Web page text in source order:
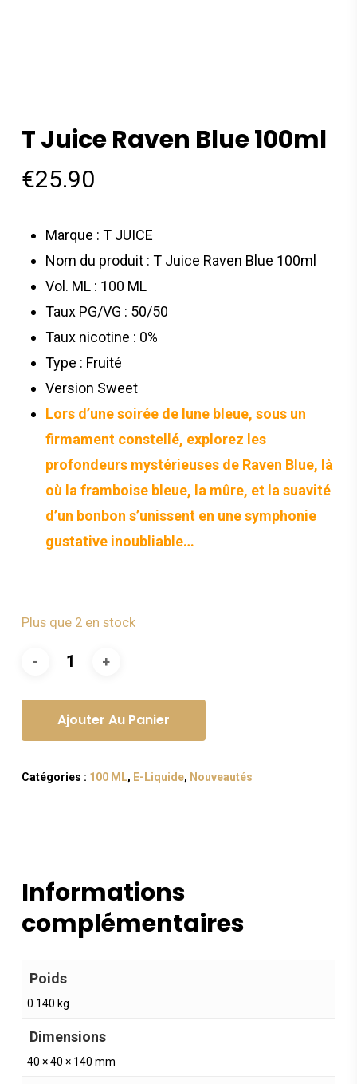
T Juice Raven Blue 100ml
€25.90
Marque : T JUICE
Nom du produit : T Juice Raven Blue 100ml
Vol. ML : 100 ML
Taux PG/VG : 50/50
Taux nicotine : 0%
Type : Fruité
Version Sweet
Lors d’une soirée de lune bleue, sous un
firmament constellé, explorez les
profondeurs mystérieuses de Raven Blue, là
où la framboise bleue, la mûre, et la suavité
d’un bonbon s’unissent en une symphonie
gustative inoubliable…
Plus que 2 en stock
Ajouter Au Panier
Catégories : 100 ML, E-Liquide, Nouveautés
Informations
complémentaires
Poids
0.140 kg
Dimensions
40 × 40 × 140 mm